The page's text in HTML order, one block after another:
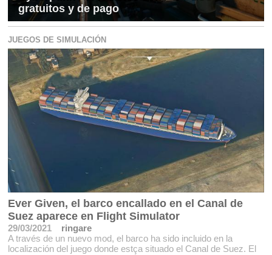
gratuitos y de pago
JUEGOS DE SIMULACIÓN
Ever Given, el barco encallado en el Canal de
Suez aparece en Flight Simulator
29/03/2021
ringare
A través de un nuevo mod, el barco ha sido incluido en la
localización del juego donde estça situado el Canal de Suez. El